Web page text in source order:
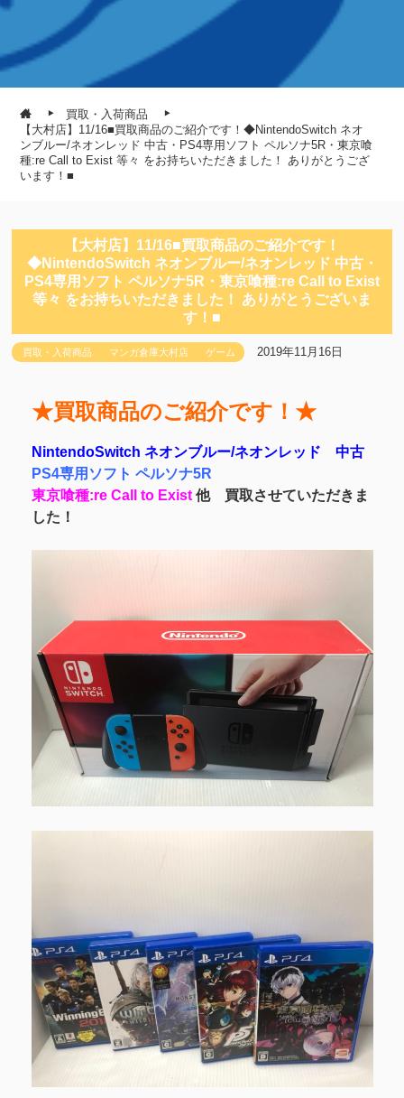
買取・入荷商品
【大村店】11/16■買取商品のご紹介です！◆NintendoSwitch ネオ
ンブルー/ネオンレッド 中古・PS4専用ソフト ペルソナ5R・東京喰
種:re Call to Exist 等々 をお持ちいただきました！ ありがとうござ
います！■
【大村店】11/16■買取商品のご紹介です！
◆NintendoSwitch ネオンブルー/ネオンレッド 中古・
PS4専用ソフト ペルソナ5R・東京喰種:re Call to Exist
等々 をお持ちいただきました！ ありがとうございま
す！■
買取・入荷商品 マンガ倉庫大村店 ゲーム 2019年11月16日
★買取商品のご紹介です！★
NintendoSwitch ネオンブルー/ネオンレッド 中古
PS4専用ソフト ペルソナ5R
東京喰種:re Call to Exist 他 買取させていただきま
した！